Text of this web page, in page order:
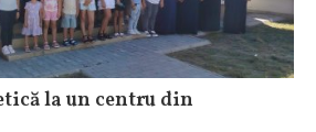
la un centru din